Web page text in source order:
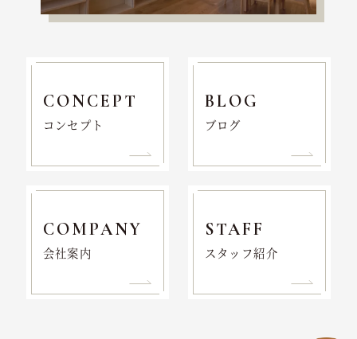
CONCEPT
コンセプト
BLOG
ブログ
COMPANY
会社案内
STAFF
スタッフ紹介